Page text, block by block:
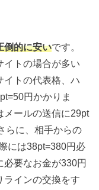
倒的に安いです。
イトの場合が多い
イトの代表格、ハ
円かかりま
メールの送信に29pt
らに、相手からの
には38pt=380円必
要なお金が330円
ラインの交換をす